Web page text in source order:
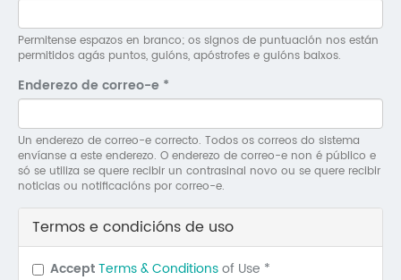
O
O
Permitense espazos en branco; os signos de puntuación nos están
permitidos agás puntos, guións, apóstrofes e guións baixos.
Enderezo de correo-e *
Un enderezo de correo-e correcto. Todos os correos do sistema
envíanse a este enderezo. O enderezo de correo-e non é público e
só se utiliza se quere recibir un contrasinal novo ou se quere recibir
noticias ou notificacións por correo-e.
Termos e condicións de uso
AcceptTerms & Conditionsof Use *